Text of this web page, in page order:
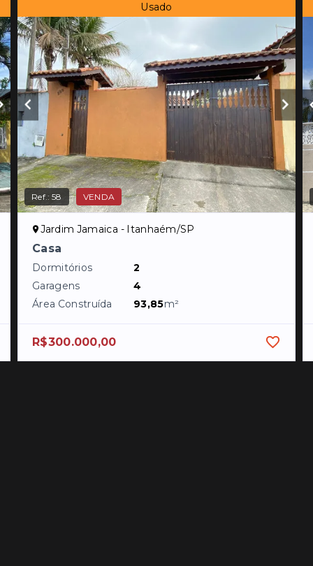
Usado
Ref.:58 VENDA
Jardim Jamaica - Itanhaém/SP
Casa
Dormitórios
2
Garagens
4
Área Construída
93,85m²
R$300.000,00